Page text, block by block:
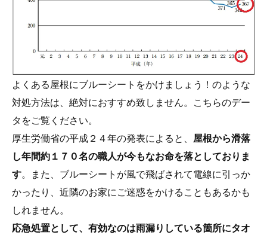
よくある屋根にブルーシートをかけましょう！のような
対処方法は、絶対におすすめ致しません。こちらのデー
タをご覧ください。
厚生労働省の平成２４年の発表によると、 屋根から滑落
し年間約１７０名の職人が今もなお命を落としておりま
す。また、ブルーシートが風で飛ばされて電線に引っか
かったり、近隣のお家にご迷惑をかけることもあるかも
しれません。
応急処置として、有効なのは雨漏りしている箇所にタオ